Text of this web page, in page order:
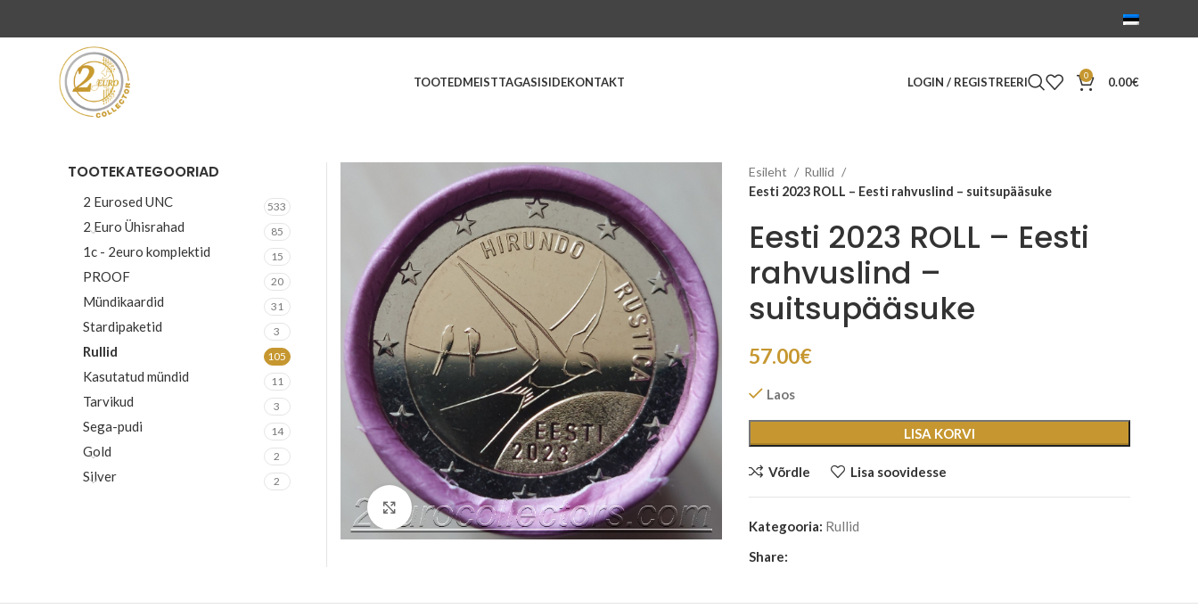
TOOTEDMEISTTAGASISIDEKONTAKT LOGIN / REGISTREERI 0 0.00€
Suurenda
Esileht
Rullid
Eesti 2023 ROLL – Eesti rahvuslind – suitsupääsuke
Eesti 2023 ROLL – Eesti
rahvuslind –
suitsupääsuke
57.00€
Laos
LISA KORVI
Võrdle Lisa soovidesse
Kategooria: Rullid
Share:
TOOTEKATEGOORIAD
2 Eurosed UNC 533
2 Euro Ühisrahad 85
1c - 2euro komplektid 15
PROOF 20
Mündikaardid 31
Stardipaketid 3
Rullid 105
Kasutatud mündid 11
Tarvikud 3
Sega-pudi 14
Gold 2
Silver 2